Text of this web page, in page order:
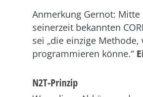
Anmerkung Gernot:
seinerzeit bekannten
sei „die einzige
programmieren könne.“
N2T-Prinzip